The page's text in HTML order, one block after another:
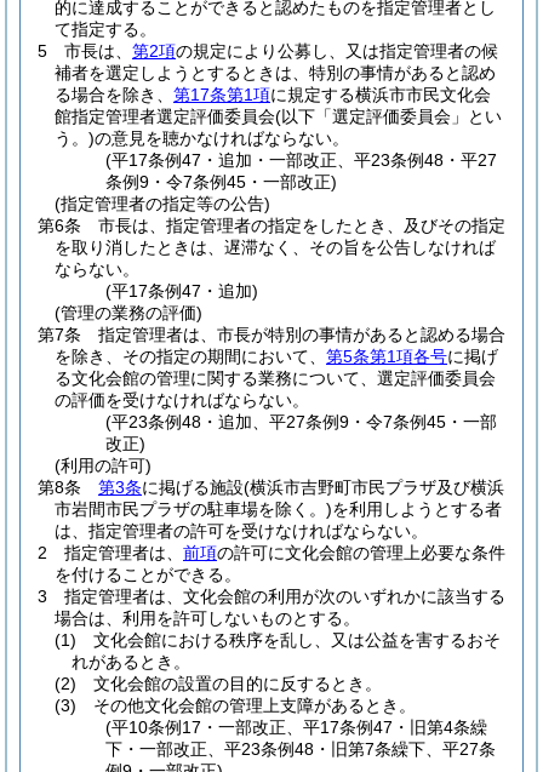
的に達成することができると認めたものを指定管理者とし
て指定する。
5
市長は、 第2項の規定により公募し、又は指定管理者の候
補者を選定しようとするときは、特別の事情があると認め
る場合を除き、 第17条第1項に規定する横浜市市民文化会
館指定管理者選定評価委員会(以下「選定評価委員会」とい
う。)の意見を聴かなければならない。
(平17条例47・追加・一部改正、平23条例48・平27
条例9・令7条例45・一部改正)
(指定管理者の指定等の公告)
第6条
市長は、指定管理者の指定をしたとき、及びその指定
を取り消したときは、遅滞なく、その旨を公告しなければ
ならない。
(平17条例47・追加)
(管理の業務の評価)
第7条
指定管理者は、市長が特別の事情があると認める場合
を除き、その指定の期間において、 第5条第1項各号に掲げ
る文化会館の管理に関する業務について、選定評価委員会
の評価を受けなければならない。
(平23条例48・追加、平27条例9・令7条例45・一部
改正)
(利用の許可)
第8条
第3条に掲げる施設(横浜市吉野町市民プラザ及び横浜
市岩間市民プラザの駐車場を除く。)を利用しようとする者
は、指定管理者の許可を受けなければならない。
2
指定管理者は、 前項の許可に文化会館の管理上必要な条件
を付けることができる。
3
指定管理者は、文化会館の利用が次のいずれかに該当する
場合は、利用を許可しないものとする。
(1)
文化会館における秩序を乱し、又は公益を害するおそ
れがあるとき。
(2)
文化会館の設置の目的に反するとき。
(3)
その他文化会館の管理上支障があるとき。
(平10条例17・一部改正、平17条例47・旧第4条繰
下・一部改正、平23条例48・旧第7条繰下、平27条